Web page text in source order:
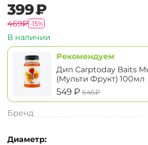
‍399‍₽
‍469‍₽-15%
В наличии
Рекомендуем
Дип Carptoday Baits
(Мульти Фрукт) 100мл
‍549‍ ₽ ‍646‍₽
Бренд
Диаметр: